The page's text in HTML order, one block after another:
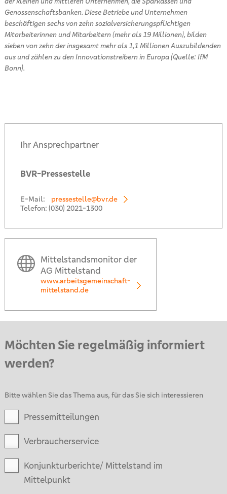
Genossenschaftsbanken. Diese Betriebe und Unternehmen
beschäftigen sechs von zehn sozialversicherungspflichtigen
Mitarbeiterinnen und Mitarbeitern (mehr als 19 Millionen), bilden
sieben von zehn der insgesamt mehr als 1,1 Millionen Auszubildenden
aus und zählen zu den Innovationstreibern in Europa (Quelle: IfM
Bonn).
Ihr Ansprechpartner
BVR-Pressestelle
E-Mail:
pressestelle@bvr.de
Telefon: (030) 2021-1300
Mittelstandsmonitor der
AG Mittelstand
www.arbeitsgemeinschaft-
mittelstand.de
Möchten Sie regelmäßig informiert
werden?
Bitte wählen Sie das Thema aus, für das Sie sich interessieren
Pressemitteilungen
Verbraucherservice
Konjunkturberichte/ Mittelstand im
Mittelpunkt